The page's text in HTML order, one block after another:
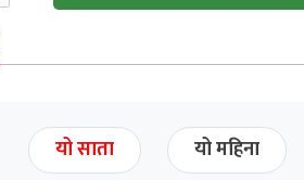
यो साता यो महिना